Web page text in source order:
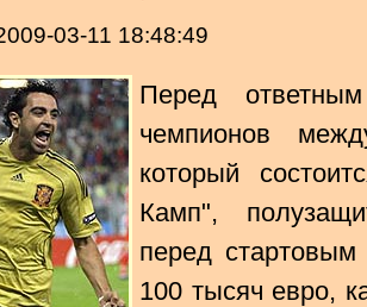
03-11 18:48:49
Перед
чемпионов
который
Камп",
перед
100 тысяч евро,